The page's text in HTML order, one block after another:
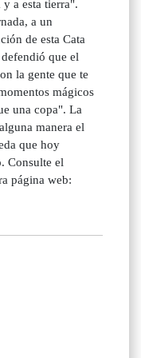
y a esta tierra".
a un
de esta Cata
que el
la gente que te
mágicos
una copa". La
manera el
que hoy
Consulte el
página web: